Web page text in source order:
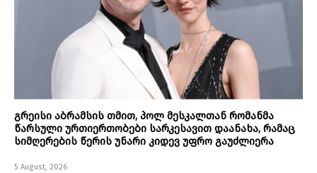
გრეისი აბრამსის თმით, პოლ მესკალთან რომანმა
წარსული ურთიერთობები სარკესავით დაანახა, რამაც
სიმღერების წერის უნარი კიდევ უფრო გაუძლიერა
5 August, 2026